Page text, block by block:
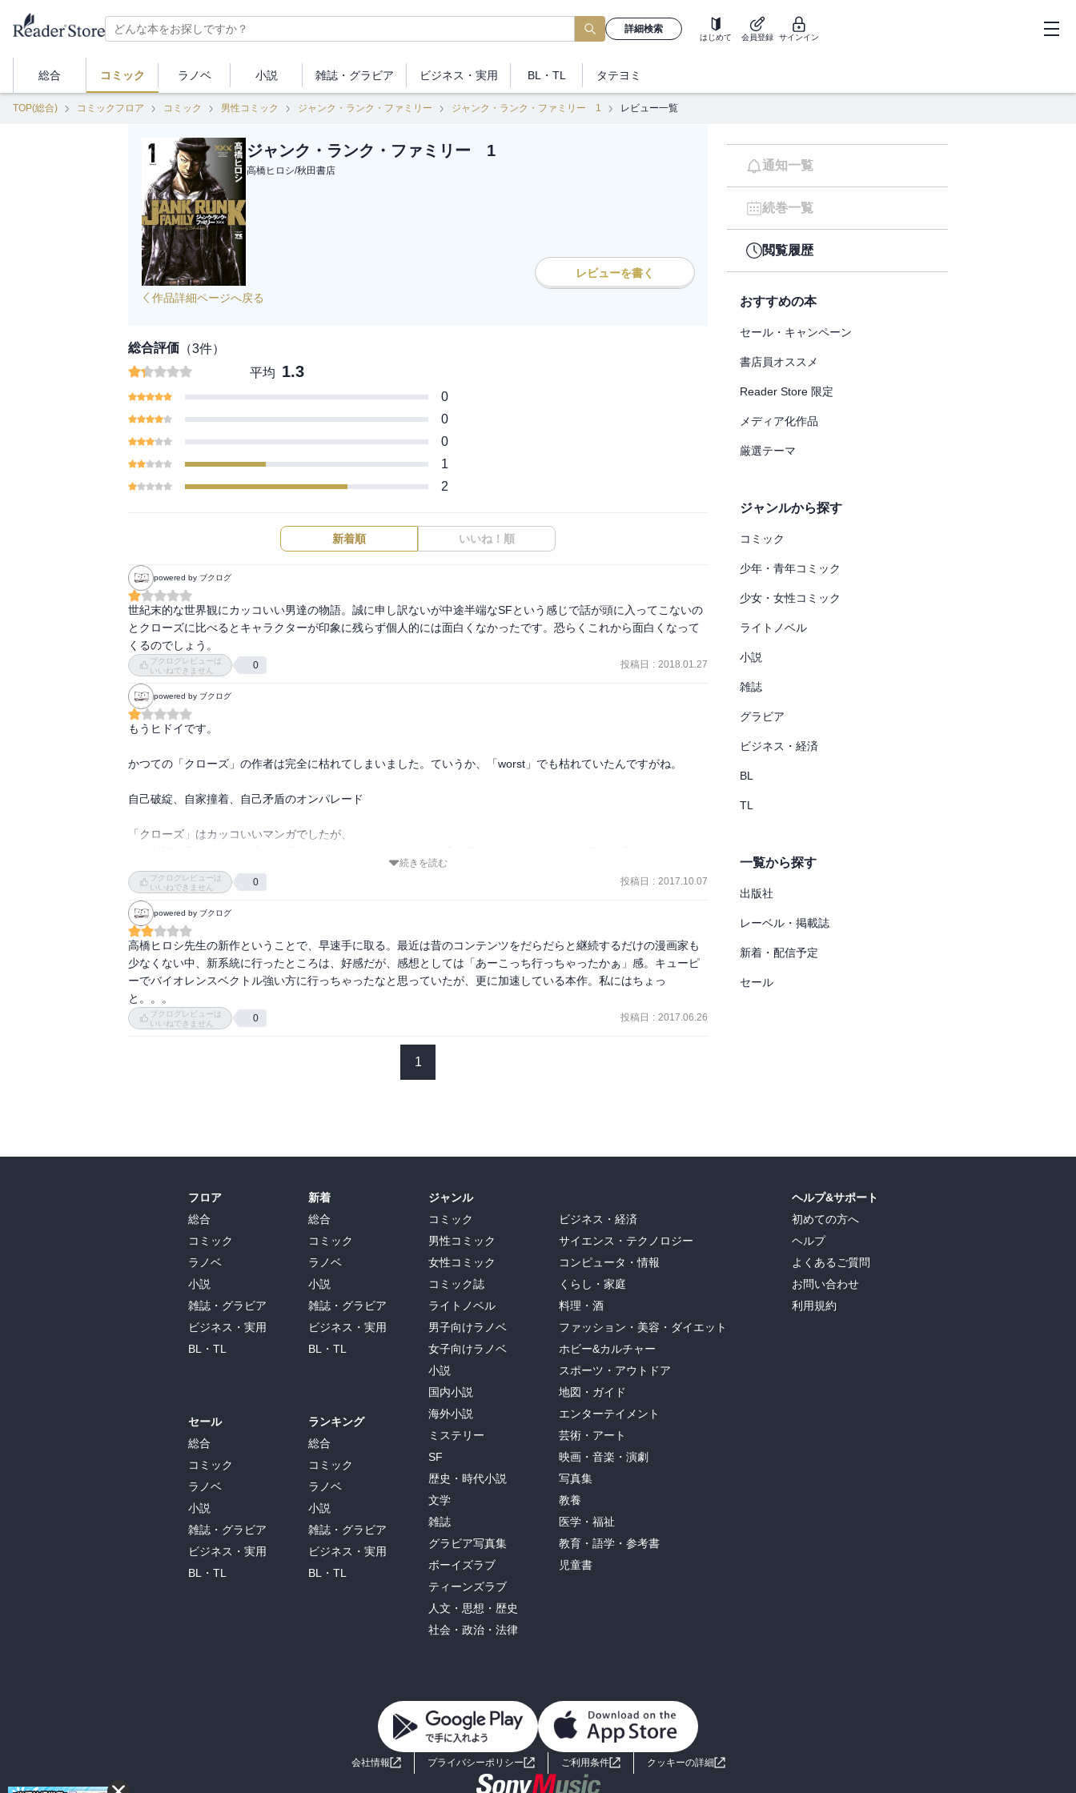
詳細検索
はじめて 会員登録 サインイン
総合 コミック ラノベ 小説 雑誌・ グラビア ビジネス ・実用 BL・TL タテヨミ
TOP(総合) コミックフロア コミック 男性コミック ジャンク・ランク・ファミリー ジャンク・ランク・ファミリー 1 レビュー一覧
ジャンク・ランク・ファミリー 1
高橋ヒロシ/秋田書店
レビューを書く
作品詳細ページへ戻る
総合評価 （3件）
平均 1.3
0
0
0
1
2
新着順 いいね！順
powered by ブクログ
世紀末的な世界観にカッコいい男達の物語。誠に申し訳ないが中途半端なSFという感じで話が頭に入ってこないの
とクローズに比べるとキャラクターが印象に残らず個人的には面白くなかったです。恐らくこれから面白くなって
くるのでしょう。
ブクログレビューは
いいねできません
0 投稿日 : 2018.01.27
powered by ブクログ
もうヒドイです。
かつての「クローズ」の作者は完全に枯れてしまいました。ていうか、「worst」でも枯れていたんですがね。
自己破綻、自家撞着、自己矛盾のオンパレード
「クローズ」はカッコいいマンガでしたが、
「カッコつけ度」に拍車がかかってるようです。
続きを読む
ブクログレビューは
いいねできません
0 投稿日 : 2017.10.07
powered by ブクログ
高橋ヒロシ先生の新作ということで、早速手に取る。最近は昔のコンテンツをだらだらと継続するだけの漫画家も
少なくない中、新系統に行ったところは、好感だが、感想としては「あーこっち行っちゃったかぁ」感。キューピ
ーでバイオレンスベクトル強い方に行っちゃったなと思っていたが、更に加速している本作。私にはちょっ
と。。。
ブクログレビューは
いいねできません
0 投稿日 : 2017.06.26
1
通知一覧
続巻一覧
閲覧履歴
おすすめの本
セール・キャンペーン
書店員オススメ
Reader Store 限定
メディア化作品
厳選テーマ
ジャンルから探す
コミック
少年・青年コミック
少女・女性コミック
ライトノベル
小説
雑誌
グラビア
ビジネス・経済
BL
TL
一覧から探す
出版社
レーベル・掲載誌
新着・配信予定
セール
フロア
総合
コミック
ラノベ
小説
雑誌・グラビア
ビジネス・実用
BL・TL
セール
総合
コミック
ラノベ
小説
雑誌・グラビア
ビジネス・実用
BL・TL
新着
総合
コミック
ラノベ
小説
雑誌・グラビア
ビジネス・実用
BL・TL
ランキング
総合
コミック
ラノベ
小説
雑誌・グラビア
ビジネス・実用
BL・TL
ジャンル
コミック
男性コミック
女性コミック
コミック誌
ライトノベル
男子向けラノベ
女子向けラノベ
小説
国内小説
海外小説
ミステリー
SF
歴史・時代小説
文学
雑誌
グラビア写真集
ボーイズラブ
ティーンズラブ
人文・思想・歴史
社会・政治・法律
ビジネス・経済
サイエンス・テクノロジー
コンピュータ・情報
くらし・家庭
料理・酒
ファッション・美容・ダイエット
ホビー&カルチャー
スポーツ・アウトドア
地図・ガイド
エンターテイメント
芸術・アート
映画・音楽・演劇
写真集
教養
医学・福祉
教育・語学・参考書
児童書
ヘルプ&サポート
初めての方へ
ヘルプ
よくあるご質問
お問い合わせ
利用規約
会社情報 プライバシーポリシー ご利用条件 クッキーの詳細